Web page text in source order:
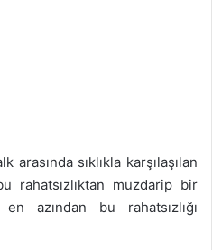
sıklıkla karşılaşılan
rahatsızlıktan muzdarip bir
azından bu rahatsızlığı